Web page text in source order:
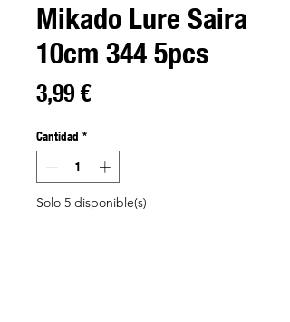
Mikado Lure Saira
10cm 344 5pcs
3,99 €Precio
Cantidad *
Solo 5 disponible(s)